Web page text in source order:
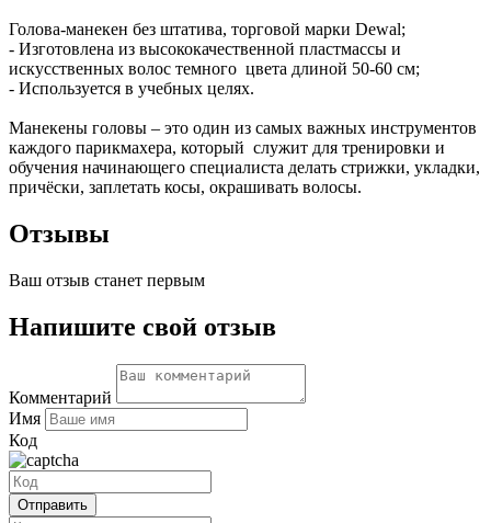
Голова-манекен без штатива, торговой марки Dewal;
- Изготовлена из высококачественной пластмассы и
искусственных волос темного цвета длиной 50-60 см;
- Используется в учебных целях.
Манекены головы – это один из самых важных инструментов
каждого парикмахера, который служит для тренировки и
обучения начинающего специалиста делать стрижки, укладки,
причёски, заплетать косы, окрашивать волосы.
Отзывы
Ваш отзыв станет первым
Напишите свой отзыв
Комментарий
Имя
Код